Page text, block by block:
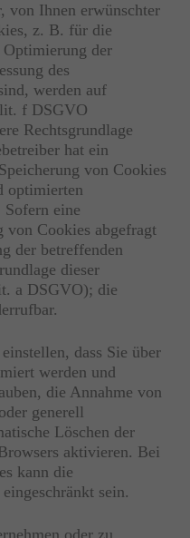
von Ihnen erwünschter
z. B. für die
der
des
werden auf
f DSGVO
Rechtsgrundlage
hat ein
von Cookies
optimierten
eine
Cookies abgefragt
der betreffenden
dieser
a DSGVO); die
dass Sie über
werden und
die Annahme von
generell
Löschen der
aktivieren. Bei
kann die
sein.
oder zu